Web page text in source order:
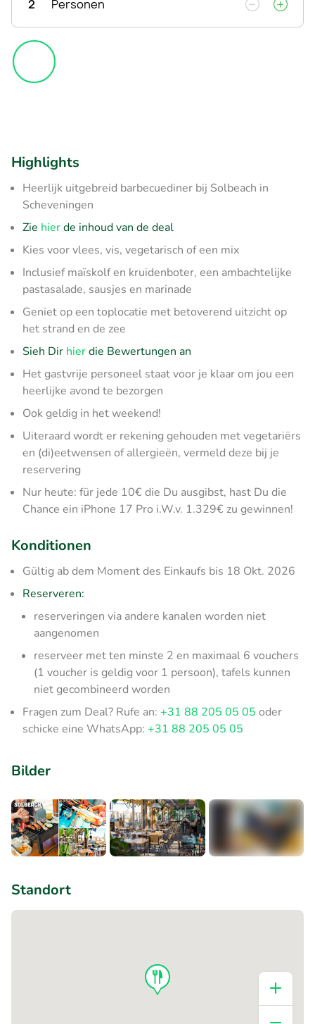
2 Personen
Highlights
Heerlijk uitgebreid barbecuediner bij Solbeach in
Scheveningen
Zie hierde inhoud van de deal
Kies voor vlees, vis, vegetarisch of een mix
Inclusief maïskolf en kruidenboter, een ambachtelijke
pastasalade, sausjes en marinade
Geniet op een toplocatie met betoverend uitzicht op
het strand en de zee
Sieh Dir hierdie Bewertungen an
Het gastvrije personeel staat voor je klaar om jou een
heerlijke avond te bezorgen
Ook geldig in het weekend!
Uiteraard wordt er rekening gehouden met vegetariërs
en (di)eetwensen of allergieën, vermeld deze bij je
reservering
Nur heute: für jede 10€ die Du ausgibst, hast Du die
Chance ein iPhone 17 Pro i.W.v. 1.329€ zu gewinnen!
Konditionen
Gültig ab dem Moment des Einkaufs bis 18 Okt. 2026
Reserveren:
reserveringen via andere kanalen worden niet
aangenomen
reserveer met ten minste 2 en maximaal 6 vouchers
(1 voucher is geldig voor 1 persoon), tafels kunnen
niet gecombineerd worden
Fragen zum Deal? Rufe an: +31 88 205 05 05 oder
schicke eine WhatsApp: +31 88 205 05 05
Bilder
Standort